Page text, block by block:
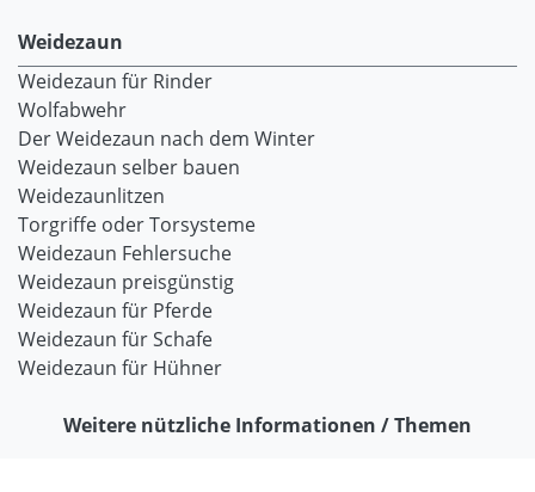
Weidezaun
Weidezaun für Rinder
Wolfabwehr
Der Weidezaun nach dem Winter
Weidezaun selber bauen
Weidezaunlitzen
Torgriffe oder Torsysteme
Weidezaun Fehlersuche
Weidezaun preisgünstig
Weidezaun für Pferde
Weidezaun für Schafe
Weidezaun für Hühner
Weitere nützliche Informationen / Themen